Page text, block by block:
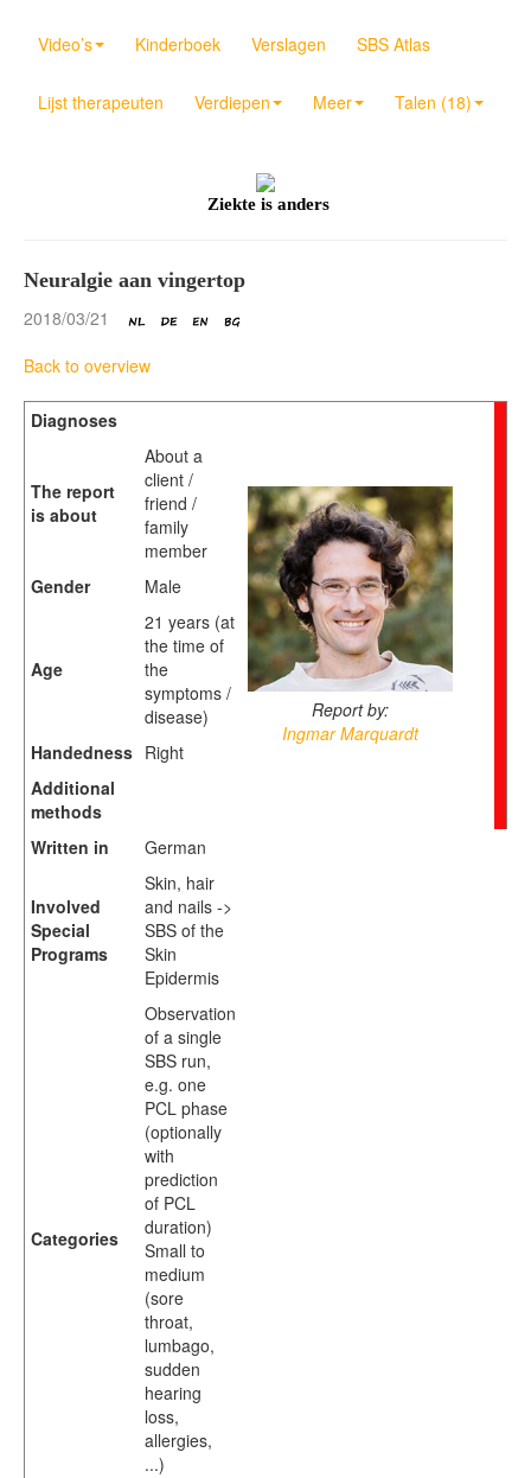
Video’s Kinderboek Verslagen SBS Atlas
Lijst therapeuten Verdiepen Meer Talen (18)
Ziekte is anders
Neuralgie aan vingertop
2018/03/21
Back to overview
Diagnoses
Report by:
Ingmar Marquardt
The report
is about
About a
client /
friend /
family
member
Gender
Male
Age
21 years (at
the time of
the
symptoms /
disease)
Handedness Right
Additional
methods
Written in
German
Involved
Special
Programs
Skin, hair
and nails ->
SBS of the
Skin
Epidermis
Categories
Observation
of a single
SBS run,
e.g. one
PCL phase
(optionally
with
prediction
of PCL
duration)
Small to
medium
(sore
throat,
lumbago,
sudden
hearing
loss,
allergies,
...)